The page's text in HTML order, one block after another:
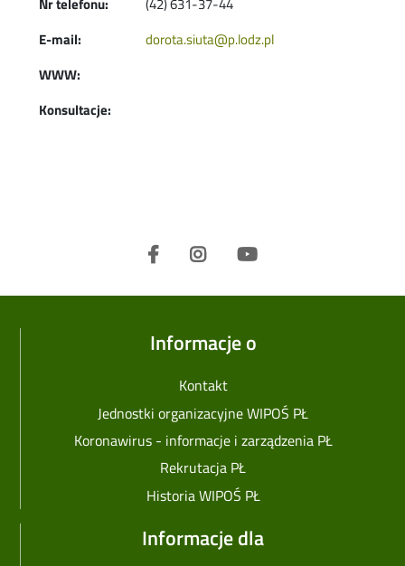
E-mail:
dorota.siuta@p.lodz.pl
WWW:
Konsultacje:
Informacje o
Kontakt
Jednostki organizacyjne WIPOŚ PŁ
Koronawirus - informacje i zarządzenia PŁ
Rekrutacja PŁ
Historia WIPOŚ PŁ
Informacje dla